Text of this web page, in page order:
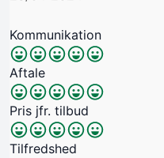
Kommunikation
Aftale
Pris jfr. tilbud
Tilfredshed